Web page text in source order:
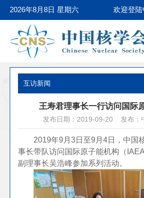
2026年8月8日 星期六 欢迎登
互访新闻
王寿君理事长一行访问国际
发布日期：2019-09-20 发布：
2019年9月3日至9月4日，中国
事长带队访问国际原子能机构（
副理事长吴浩峰参加系列活动。